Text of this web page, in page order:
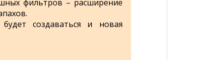
фильтров – расширение
создаваться и новая